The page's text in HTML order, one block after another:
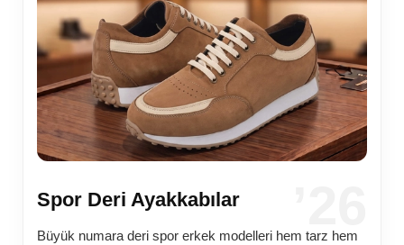
Spor Deri Ayakkabılar
Büyük numara deri spor erkek modelleri hem tarz hem